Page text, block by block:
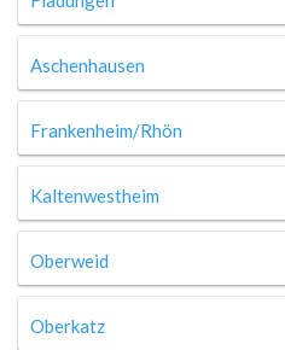
Aschenhausen
Frankenheim/Rhön
Kaltenwestheim
Oberweid
Oberkatz